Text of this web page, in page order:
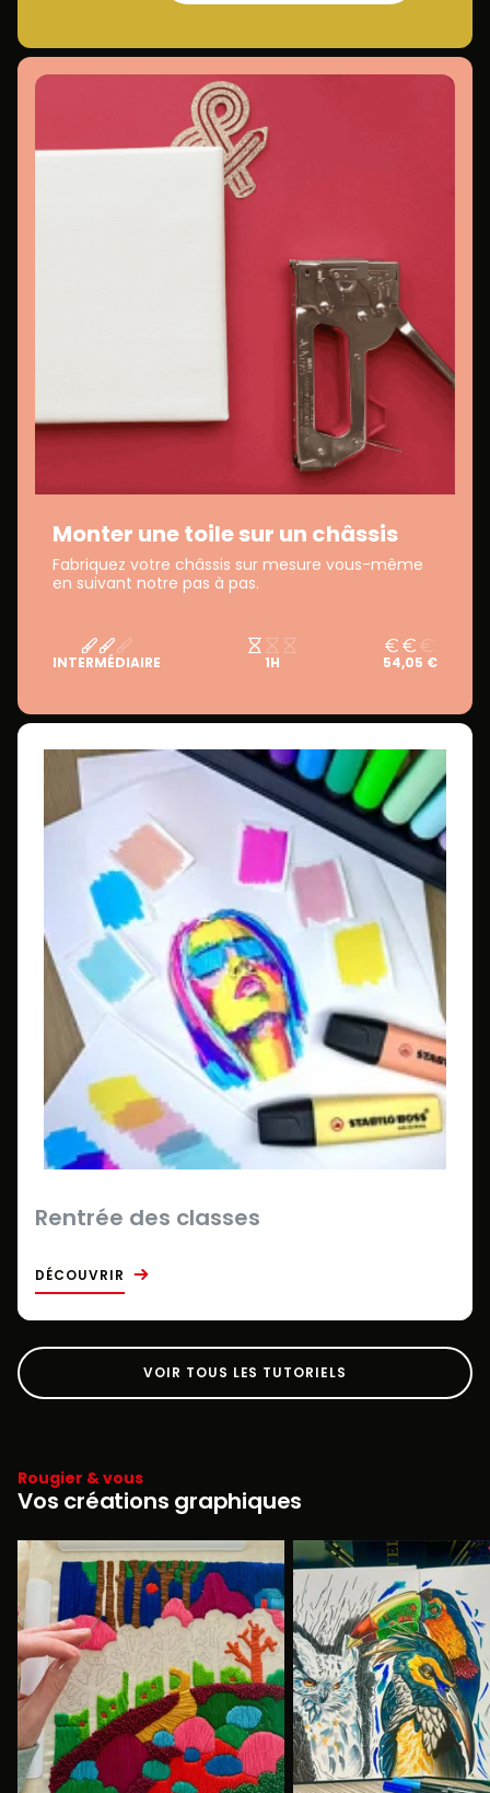
Monter une toile sur un châssis
Fabriquez votre châssis sur mesure vous-même
en suivant notre pas à pas.
INTERMÉDIAIRE 1H 54,05 €
Rentrée des classes
DÉCOUVRIR
VOIR TOUS LES TUTORIELS
Rougier & vous
Vos créations graphiques